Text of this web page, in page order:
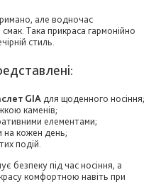
але водночас
Така прикраса гармонійно
стиль.
GIA для щоденного носіння;
каменів;
елементами;
на кожен день;
подій.
безпеку під час носіння, а
комфортною навіть при